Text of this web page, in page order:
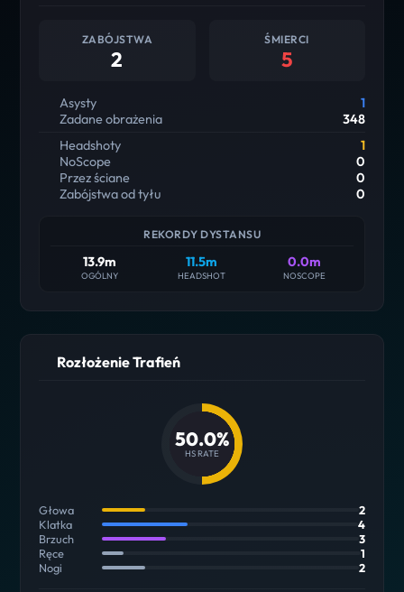
ZABÓJSTWA
2
ŚMIERCI
5
Asysty
1
Zadane obrażenia
348
Headshoty
1
NoScope
0
Przez ściane
0
Zabójstwa od tyłu
0
REKORDY DYSTANSU
13.9m
OGÓLNY
11.5m
HEADSHOT
0.0m
NOSCOPE
Rozłożenie Trafień
50.0%
HS RATE
Głowa
2
Klatka
4
Brzuch
3
Ręce
1
Nogi
2